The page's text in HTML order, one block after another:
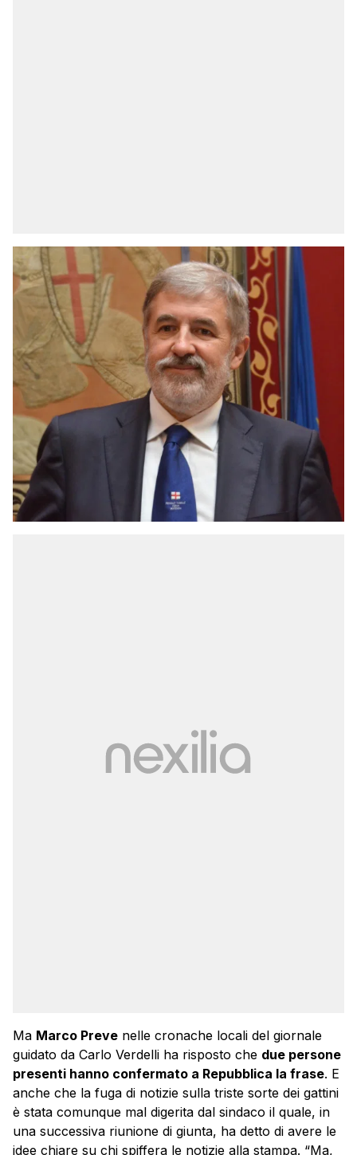
Ma Marco Preve nelle cronache locali del giornale
guidato da Carlo Verdelli ha risposto che due persone
presenti hanno confermato a Repubblica la frase. E
anche che la fuga di notizie sulla triste sorte dei gattini
è stata comunque mal digerita dal sindaco il quale, in
una successiva riunione di giunta, ha detto di avere le
idee chiare su chi spiffera le notizie alla stampa. “Ma,